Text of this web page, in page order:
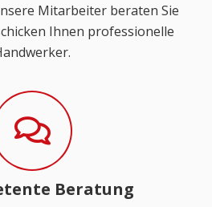
Mitarbeiter beraten Sie
Ihnen professionelle
Beratung